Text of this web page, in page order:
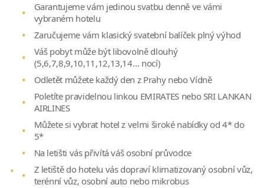
Garantujeme vám jedinou svatbu denně ve vámi
vybraném hotelu
Zaručujeme vám klasický svatební balíček plný výhod
Váš pobyt může být libovolně dlouhý
(5,6,7,8,9,10,11,12,13,14… nocí)
Odletět můžete každý den z Prahy nebo Vídně
Poletíte pravidelnou linkou EMIRATES nebo SRI LANKAN
AIRLINES
Můžete si vybrat hotel z velmi široké nabídky od 4* do
5*
Na letišti vás přivítá váš osobní průvodce
Z letiště do hotelu vás dopraví klimatizovaný osobní vůz,
terénní vůz, osobní auto nebo mikrobus